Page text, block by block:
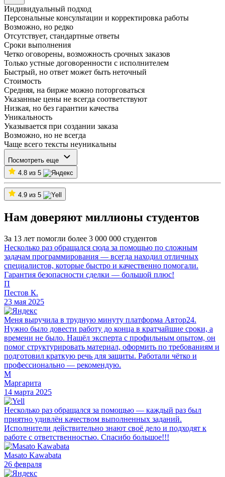
Индивидуальный подход
Персональные консультации и корректировка работы
Возможно, но редко
Отсутствует, стандартные ответы
Сроки выполнения
Четко оговорены, возможность срочных заказов
Только устные договоренности с исполнителем
Быстрый, но ответ может быть неточный
Стоимость
Средняя, на бирже можно поторговаться
Указанные цены не всегда соответствуют
Низкая, но без гарантии качества
Уникальность
Указывается при создании заказа
Возможно, но не всегда
Чаще всего тексты неуникальны
Посмотреть еще
4.8 из 5
4.9 из 5
Нам доверяют миллионы студентов
За 13 лет помогли более 3 000 000 студентов
Несколько раз обращался сюда за помощью по сложным
задачам программирования — всегда находил отличных
специалистов, которые быстро и качественно помогали.
Гарантия безопасности сделки — большой плюс!
П
Пестов К.
23 мая 2025
Меня выручила в трудную минуту платформа Автор24.
Нужно было довести работу до конца в кратчайшие сроки, а
времени не было. Нашёл эксперта с профильным опытом, он
помог структурировать материал, оформить по требованиям и
подготовил краткую речь для защиты. Работали чётко и
профессионально — рекомендую.
М
Маргарита
14 марта 2025
Несколько раз обращался за помощью — каждый раз был
приятно удивлён качеством выполненных заданий.
Исполнители действительно знают своё дело и подходят к
работе с ответственностью. Спасибо большое!!!
Masato Kawabata
26 февраля